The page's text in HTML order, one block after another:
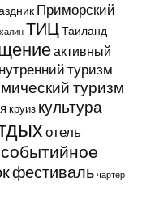
Приморский
ТИЦТаиланд
активный
туризм
туризм
круиз культура
отель
событийное
фестиваль чартер